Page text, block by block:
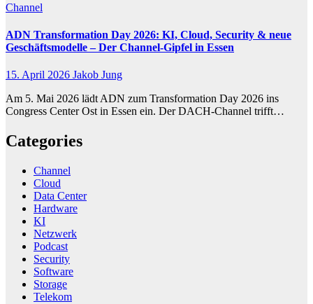
Channel
ADN Transformation Day 2026: KI, Cloud, Security & neue
Geschäftsmodelle – Der Channel-Gipfel in Essen
15. April 2026 Jakob Jung
Am 5. Mai 2026 lädt ADN zum Transformation Day 2026 ins
Congress Center Ost in Essen ein. Der DACH-Channel trifft…
Categories
Channel
Cloud
Data Center
Hardware
KI
Netzwerk
Podcast
Security
Software
Storage
Telekom